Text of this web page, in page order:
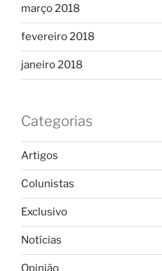
março 2018
fevereiro 2018
janeiro 2018
Categorias
Artigos
Colunistas
Exclusivo
Notícias
Opinião